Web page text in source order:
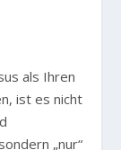
als Ihren
ist es nicht
„nur“